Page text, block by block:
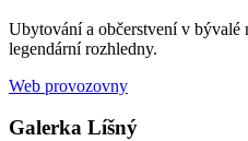
Ubytování a občerstvení v bývalé
legendární rozhledny.
Web provozovny
Galerka Líšný